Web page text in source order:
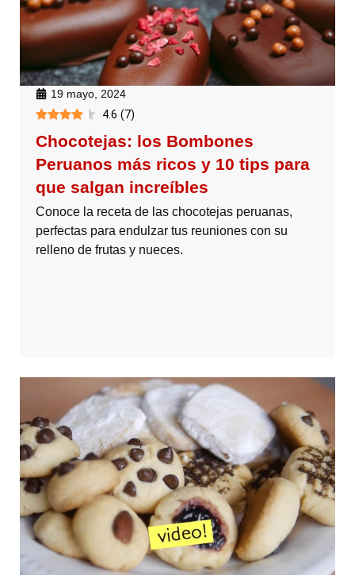
19 mayo, 2024
4.6 (7)
Chocotejas: los Bombones
Peruanos más ricos y 10 tips para
que salgan increíbles
Conoce la receta de las chocotejas peruanas,
perfectas para endulzar tus reuniones con su
relleno de frutas y nueces.